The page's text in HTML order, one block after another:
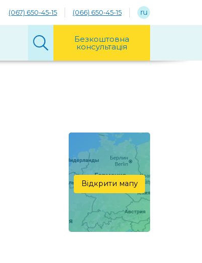
(067) 650-45-15 (066) 650-45-15 ru
Безкоштовна
консультація
Відкрити мапу